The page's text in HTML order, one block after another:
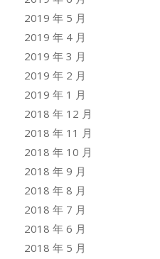
2019 年 5 月
2019 年 4 月
2019 年 3 月
2019 年 2 月
2019 年 1 月
2018 年 12 月
2018 年 11 月
2018 年 10 月
2018 年 9 月
2018 年 8 月
2018 年 7 月
2018 年 6 月
2018 年 5 月